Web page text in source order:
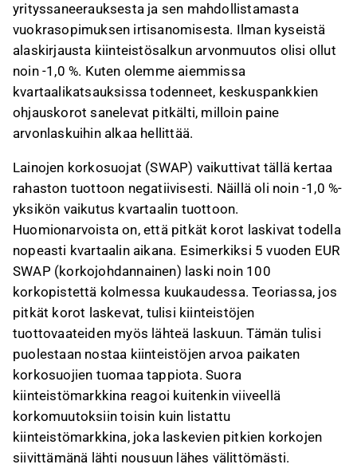
yrityssaneerauksesta ja sen mahdollistamasta
vuokrasopimuksen irtisanomisesta. Ilman kyseistä
alaskirjausta kiinteistösalkun arvonmuutos olisi ollut
noin -1,0 %. Kuten olemme aiemmissa
kvartaalikatsauksissa todenneet, keskuspankkien
ohjauskorot sanelevat pitkälti, milloin paine
arvonlaskuihin alkaa hellittää.
Lainojen korkosuojat (SWAP) vaikuttivat tällä kertaa
rahaston tuottoon negatiivisesti. Näillä oli noin -1,0 %-
yksikön vaikutus kvartaalin tuottoon.
Huomionarvoista on, että pitkät korot laskivat todella
nopeasti kvartaalin aikana. Esimerkiksi 5 vuoden EUR
SWAP (korkojohdannainen) laski noin 100
korkopistettä kolmessa kuukaudessa. Teoriassa, jos
pitkät korot laskevat, tulisi kiinteistöjen
tuottovaateiden myös lähteä laskuun. Tämän tulisi
puolestaan nostaa kiinteistöjen arvoa paikaten
korkosuojien tuomaa tappiota. Suora
kiinteistömarkkina reagoi kuitenkin viiveellä
korkomuutoksiin toisin kuin listattu
kiinteistömarkkina, joka laskevien pitkien korkojen
siivittämänä lähti nousuun lähes välittömästi.